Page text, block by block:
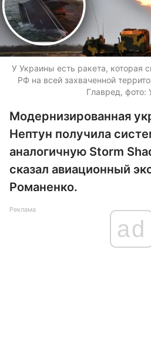
У Украины есть ракета, которая
РФ на всей захваченной
Главред,
Модернизированная
Нептун получила
аналогичную Storm
сказал авиационный
Романенко.
Реклама
ad